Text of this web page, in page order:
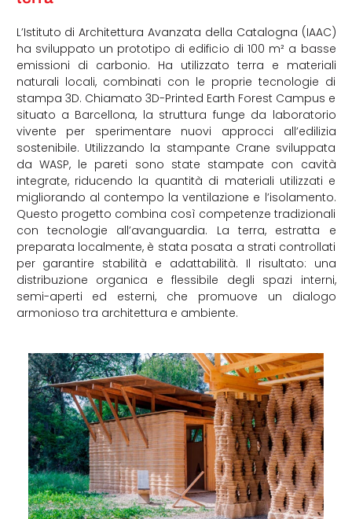
L’Istituto di Architettura Avanzata della Catalogna (IAAC)
ha sviluppato un prototipo di edificio di 100 m² a basse
emissioni di carbonio. Ha utilizzato terra e materiali
naturali locali, combinati con le proprie tecnologie di
stampa 3D. Chiamato 3D-Printed Earth Forest Campus e
situato a Barcellona, ​​la struttura funge da laboratorio
vivente per sperimentare nuovi approcci all’edilizia
sostenibile. Utilizzando la stampante Crane sviluppata
da WASP, le pareti sono state stampate con cavità
integrate, riducendo la quantità di materiali utilizzati e
migliorando al contempo la ventilazione e l’isolamento.
Questo progetto combina così competenze tradizionali
con tecnologie all’avanguardia. La terra, estratta e
preparata localmente, è stata posata a strati controllati
per garantire stabilità e adattabilità. Il risultato: una
distribuzione organica e flessibile degli spazi interni,
semi-aperti ed esterni, che promuove un dialogo
armonioso tra architettura e ambiente.